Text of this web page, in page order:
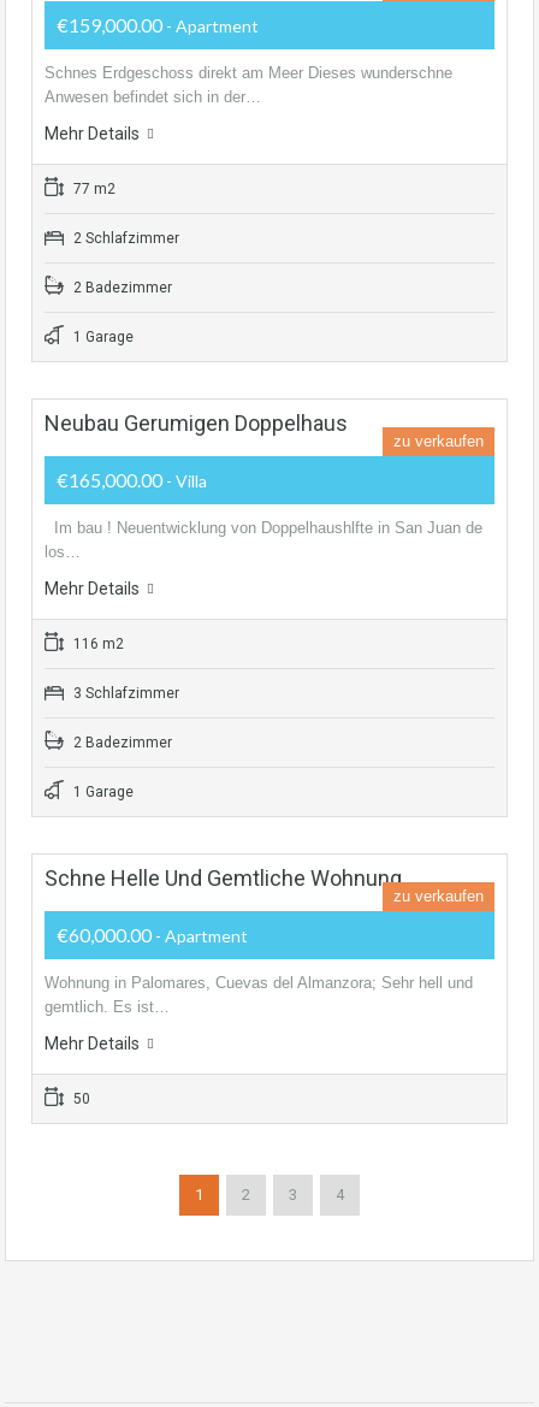
€159,000.00 - Apartment
Schnes Erdgeschoss direkt am Meer Dieses wunderschne
Anwesen befindet sich in der…
Mehr Details
77 m2
2 Schlafzimmer
2 Badezimmer
1 Garage
Neubau Gerumigen Doppelhaus
zu verkaufen
€165,000.00 - Villa
Im bau ! Neuentwicklung von Doppelhaushlfte in San Juan de
los…
Mehr Details
116 m2
3 Schlafzimmer
2 Badezimmer
1 Garage
Schne Helle Und Gemtliche Wohnung
zu verkaufen
€60,000.00 - Apartment
Wohnung in Palomares, Cuevas del Almanzora; Sehr hell und
gemtlich. Es ist…
Mehr Details
50
1 2 3 4